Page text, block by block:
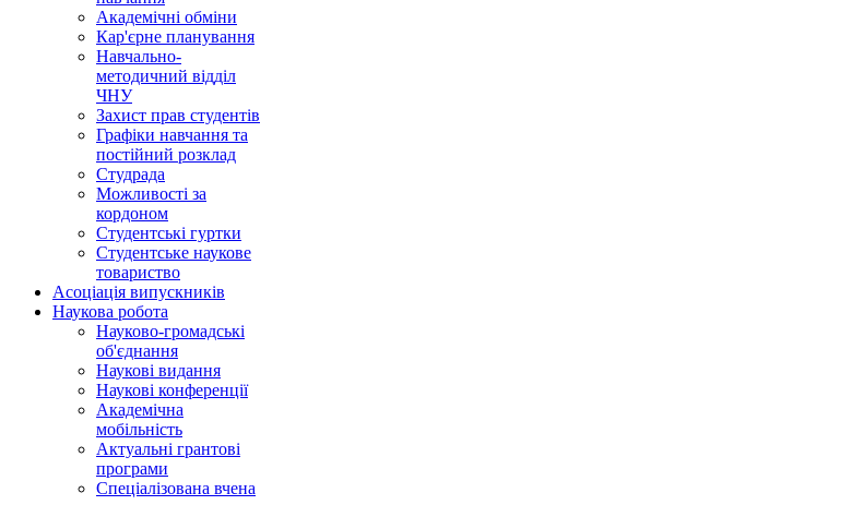
Академічні обміни
Кар'єрне планування
Навчально-
методичний відділ
ЧНУ
Захист прав студентів
Графіки навчання та
постійний розклад
Студрада
Можливості за
кордоном
Студентські гуртки
Студентське наукове
товариство
Асоціація випускників
Наукова робота
Науково-громадські
об'єднання
Наукові видання
Наукові конференції
Академічна
мобільність
Актуальні грантові
програми
Спеціалізована вчена